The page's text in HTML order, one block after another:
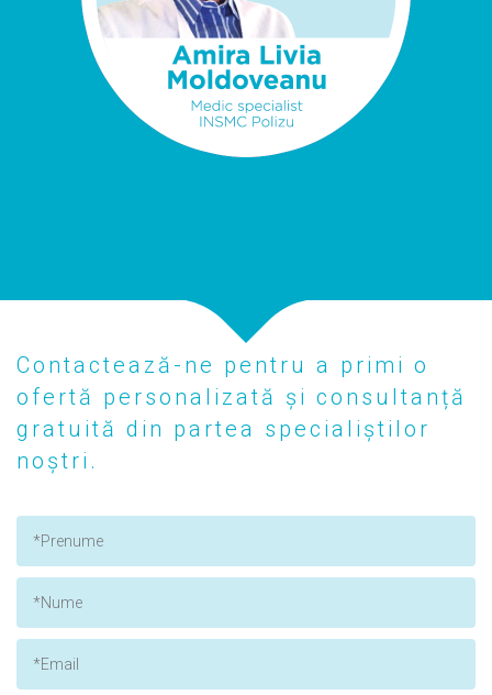
Contactează-ne pentru a primi o
ofertă personalizată și consultanță
gratuită din partea specialiștilor
noștri.